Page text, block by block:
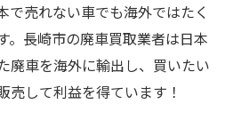
で売れない車でも海外ではたく
。長崎市の廃車買取業者は日本
廃車を海外に輸出し、買いたい
売して利益を得ています！